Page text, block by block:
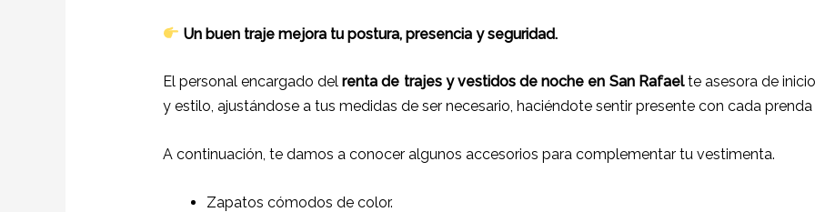
Un buen traje mejora tu postura, presencia y seguridad.
El personal encargado delrenta de trajes y vestidos de noche en San Rafaelte asesora de
y estilo, ajustándose a tus medidas de ser necesario, haciéndote sentir presente con cada
A continuación, te damos a conocer algunos accesorios para complementar tu vestimenta.
Zapatos cómodos de color.